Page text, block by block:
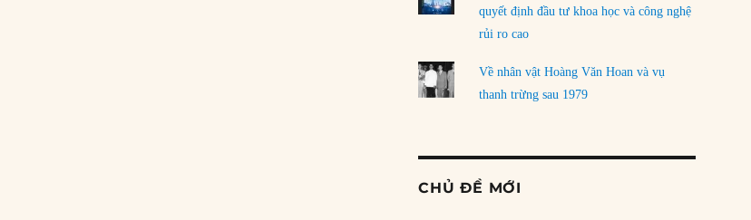
quyết định đầu tư khoa học và công nghệ
rủi ro cao
Về nhân vật Hoàng Văn Hoan và vụ
thanh trừng sau 1979
CHỦ ĐỀ MỚI